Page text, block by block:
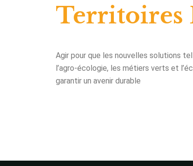
Territoires
Agir pour que les nouvelles solutions
l’agro-écologie, les métiers verts et
garantir un avenir durable